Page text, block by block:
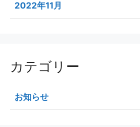
2022年11月
カテゴリー
お知らせ